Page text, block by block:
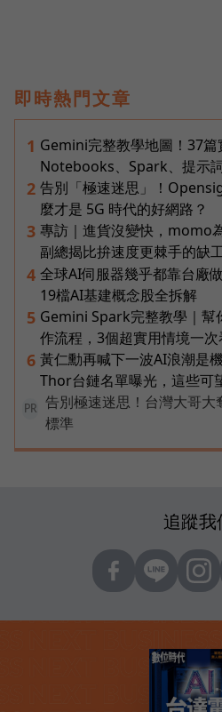
即時熱門文章
1 Gemini完整教學地圖！37篇
Notebooks、Spark、提示
2 告別「極速迷思」！
麼才是 5G 時代的好網路？
3 專訪｜進貨沒變快，momo
副總揭比拚速度更棘手的缺
4 全球AI伺服器幾乎都靠台廠
19檔AI基建概念股全拆解
5 Gemini Spark完整教學｜幫
作流程，3個超實用情境一次
6 黃仁勳再喊下一波AI浪潮是
Thor台鏈名單曝光，這些可
PR
告別極速迷思！台灣大哥
標準
追蹤我